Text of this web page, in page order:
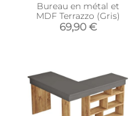
Bureau en métal et
MDF Terrazzo (Gris)
69,90 €